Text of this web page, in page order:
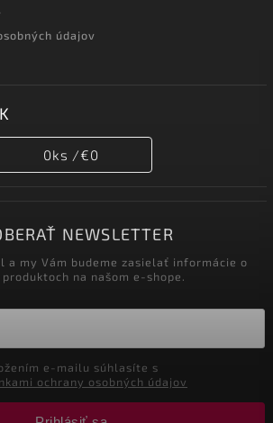
údajov
0ks /€0
NEWSLETTER
a my Vám budeme zasielať informácie o
na našom e-shope.
ochrany osobných údajov